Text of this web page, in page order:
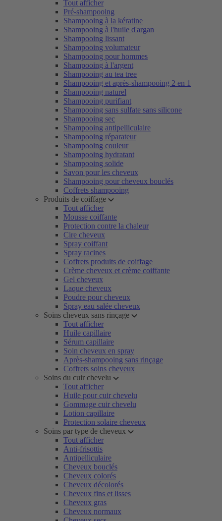
Tout afficher
Pré-shampooing
Shampooing à la kératine
Shampooing à l'huile d'argan
Shampooing lissant
Shampooing volumateur
Shampooing pour hommes
Shampooing à l'argent
Shampooing au tea tree
Shampooing et après-shampooing 2 en 1
Shampooing naturel
Shampooing purifiant
Shampooing sans sulfate sans silicone
Shampooing sec
Shampooing antipelliculaire
Shampooing réparateur
Shampooing couleur
Shampooing hydratant
Shampooing solide
Savon pour les cheveux
Shampooing pour cheveux bouclés
Coffrets shampooing
Produits de coiffage
Tout afficher
Mousse coiffante
Protection contre la chaleur
Cire cheveux
Spray coiffant
Spray racines
Coffrets produits de coiffage
Crème cheveux et crème coiffante
Gel cheveux
Laque cheveux
Poudre pour cheveux
Spray eau salée cheveux
Soins cheveux sans rinçage
Tout afficher
Huile capillaire
Sérum capillaire
Soin cheveux en spray
Après-shampooing sans rinçage
Coffrets soins cheveux
Soins du cuir chevelu
Tout afficher
Huile pour cuir chevelu
Gommage cuir chevelu
Lotion capillaire
Protection solaire cheveux
Soins par type de cheveux
Tout afficher
Anti-frisottis
Antipelliculaire
Cheveux bouclés
Cheveux colorés
Cheveux décolorés
Cheveux fins et lisses
Cheveux gras
Cheveux normaux